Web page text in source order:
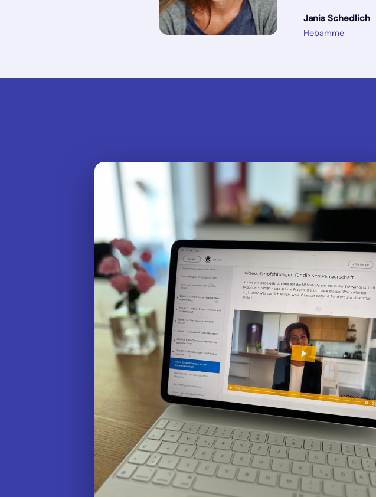
Janis Schedlich
Hebamme